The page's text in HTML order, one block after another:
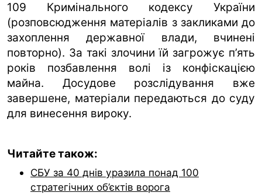
109 Кримінального кодексу України
(розповсюдження матеріалів з закликами до
захоплення державної влади, вчинені
повторно). За такі злочини їй загрожує п’ять
років позбавлення волі із конфіскацією
майна. Досудове розслідування вже
завершене, матеріали передаються до суду
для винесення вироку.
Читайте також:
СБУ за 40 днів уразила понад 100
стратегічних об’єктів ворога